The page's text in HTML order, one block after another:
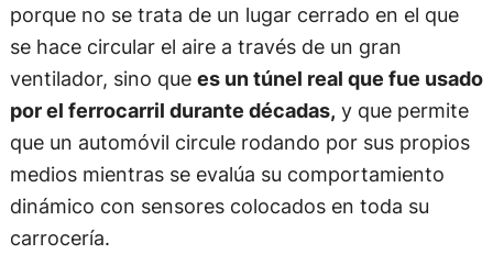
porque no se trata de un lugar cerrado en el que
se hace circular el aire a través de un gran
ventilador, sino que es un túnel real que fue usado
por el ferrocarril durante décadas, y que permite
que un automóvil circule rodando por sus propios
medios mientras se evalúa su comportamiento
dinámico con sensores colocados en toda su
carrocería.